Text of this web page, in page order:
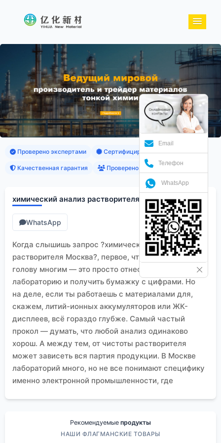
Проверено экспертами Сертифицированные продукты
Качественная гарантия Проверено клиентами
химический анализ растворителя москва
WhatsApp
Когда слышишь запрос ?химический анализ
растворителя Москва?, первое, что приходит в
голову многим — это просто отнести пробу в
лабораторию и получить бумажку с цифрами. Но
на деле, если ты работаешь с материалами для,
скажем, литий-ионных аккумуляторов или ЖК-
дисплеев, всё гораздо глубже. Самый частый
прокол — думать, что любой анализ одинаково
хорош. А между тем, от чистоты растворителя
может зависеть вся партия продукции. В Москве
лабораторий много, но не все понимают специфику
именно электронной промышленности, где
одного проекта по изоляционным материалам.
Лаборатория, с которой давно работали, дала
Рекомендуемые продукты
НАШИ ФЛАГМАНСКИЕ ТОВАРЫ
Email
Телефон
WhatsApp